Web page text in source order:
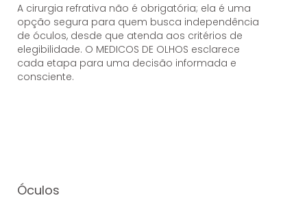
A cirurgia refrativa não é obrigatória; ela é uma
opção segura para quem busca independência
de óculos, desde que atenda aos critérios de
elegibilidade. O MEDICOS DE OLHOS esclarece
cada etapa para uma decisão informada e
consciente.
Óculos